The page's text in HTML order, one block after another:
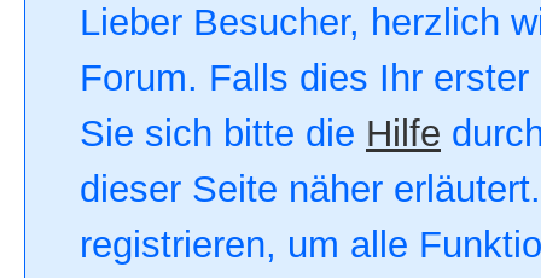
Lieber Besucher, herzlich
Forum. Falls dies Ihr
Sie sich bitte die Hilfe
dieser Seite näher
registrieren, um alle